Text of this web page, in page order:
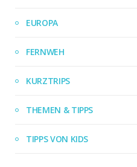
EUROPA
FERNWEH
KURZTRIPS
THEMEN & TIPPS
TIPPS VON KIDS